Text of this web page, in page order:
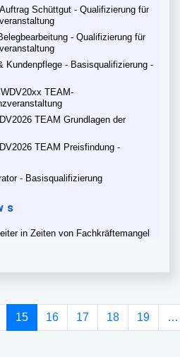
Schüttgut - Qualifizierung für
- Qualifizierung für
Kundenpflege - Basisqualifizierung -
TEAM-
TEAM Grundlagen der
TEAM Preisfindung -
- Basisqualifizierung
in Zeiten von Fachkräftemangel
15(current)
16 17 18 19 …